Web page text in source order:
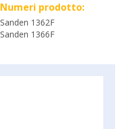
Numeri prodotto:
Sanden 1362F
Sanden 1366F